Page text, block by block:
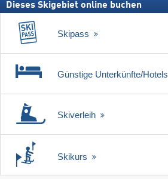
Dieses Skigebiet online buchen
Skipass
Günstige Unterkünfte/Hotels
Skiverleih
Skikurs